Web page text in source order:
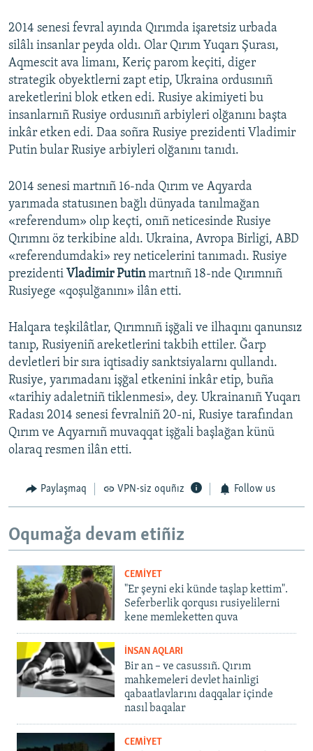
2014 senesi fevral ayında Qırımda işaretsiz urbada
silâlı insanlar peyda oldı. Olar Qırım Yuqarı Şurası,
Aqmescit ava limanı, Keriç parom keçiti, diger
strategik obyektlerni zapt etip, Ukraina ordusınıñ
areketlerini blok etken edi. Rusiye akimiyeti bu
insanlarnıñ Rusiye ordusınıñ arbiyleri olğanını başta
inkâr etken edi. Daa soñra Rusiye prezidenti Vladimir
Putin bular Rusiye arbiyleri olğanını tanıdı.
2014 senesi martnıñ 16-nda Qırım ve Aqyarda
yarımada statusınen bağlı dünyada tanılmağan
«referendum» olıp keçti, onıñ neticesinde Rusiye
Qırımnı öz terkibine aldı. Ukraina, Avropa Birligi, ABD
«referendumdaki» rey neticelerini tanımadı. Rusiye
prezidenti Vladimir Putinmartnıñ 18-nde Qırımnıñ
Rusiyege «qoşulğanını» ilân etti.
Halqara teşkilâtlar, Qırımnıñ işğali ve ilhaqını qanunsız
tanıp, Rusiyeniñ areketlerini takbih ettiler. Ğarp
devletleri bir sıra iqtisadiy sanktsiyalarnı qullandı.
Rusiye, yarımadanı işğal etkenini inkâr etip, buña
«tarihiy adaletniñ tiklenmesi», dey. Ukrainanıñ Yuqarı
Radası 2014 senesi fevralniñ 20-ni, Rusiye tarafından
Qırım ve Aqyarnıñ muvaqqat işğali başlağan künü
olaraq resmen ilân etti.
Paylaşmaq VPN-siz oquñız Follow us
Oqumağa devam etiñiz
CEMİYET
"Er şeyni eki künde taşlap kettim".
Seferberlik qorqusı rusiyelilerni
kene memleketten quva
İNSAN AQLARI
Bir an – ve casussıñ. Qırım
mahkemeleri devlet hainligi
qabaatlavlarını daqqalar içinde
nasıl baqalar
CEMİYET